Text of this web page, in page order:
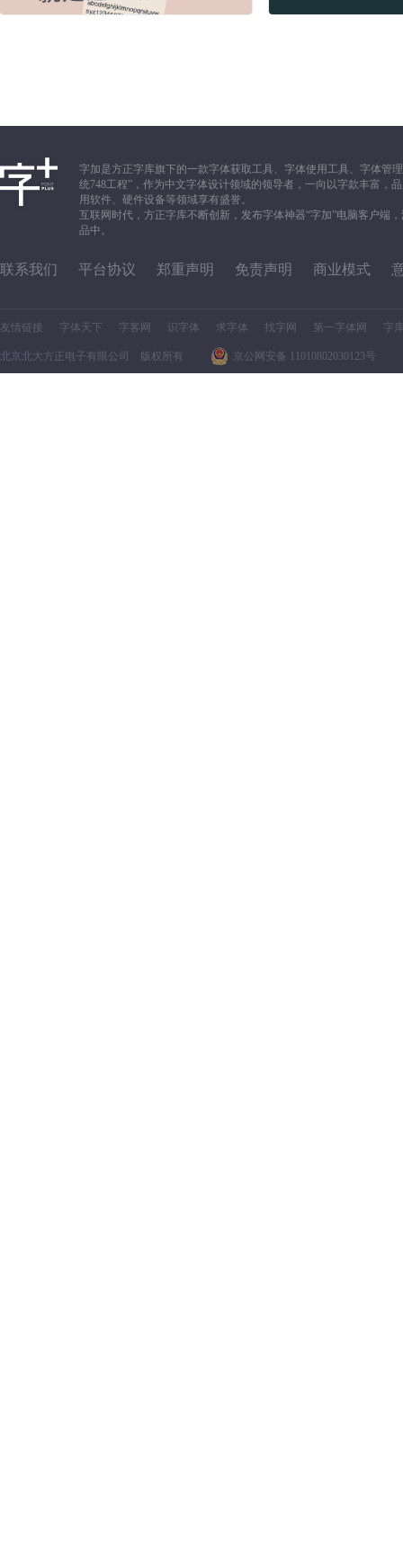
字加是方正字库旗下的一款字体获取工具、字体使用工具、字体管
统748工程”，作为中文字体设计领域的领导者，一向以字款丰富，
用软件、硬件设备等领域享有盛誉。
互联网时代，方正字库不断创新，发布字体神器“字加”电脑客户端
品中。
联系我们 平台协议 郑重声明 免责声明 商业模式
友情链接 字体天下 字客网 识字体 求字体 找字网 第一字体网 字
北京北大方正电子有限公司 版权所有 京公网安备 11010802030123号